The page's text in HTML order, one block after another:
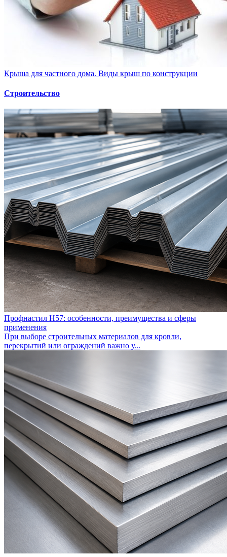
Крыша для частного дома. Виды крыш по конструкции
Строительство
Профнастил Н57: особенности, преимущества и сферы
применения
При выборе строительных материалов для кровли,
перекрытий или ограждений важно у...